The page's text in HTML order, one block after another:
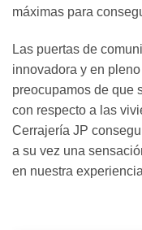
máximas para
Las puertas de
innovadora y en
preocupamos de que
con respecto a las
Cerrajería JP
a su vez una
en nuestra